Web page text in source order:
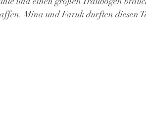
Mina und Faruk durften diesen